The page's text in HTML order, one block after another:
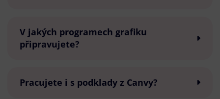
V jakých programech grafiku
připravujete?
Pracujete i s podklady z Canvy?